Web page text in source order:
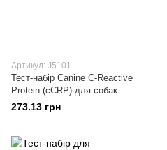
Артикул: J5101
Тест-набір Canine C-Reactive
Protein (cCRP) для собак
(одноступінчастий тест)
273.13 грн